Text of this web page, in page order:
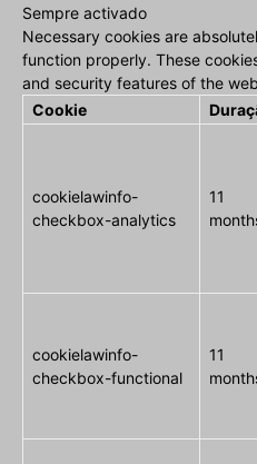
Sempre activado
Necessary cookies are
function properly. These
and security features of the
Cookie
cookielawinfo-
checkbox-analytics
11
cookielawinfo-
checkbox-functional
11